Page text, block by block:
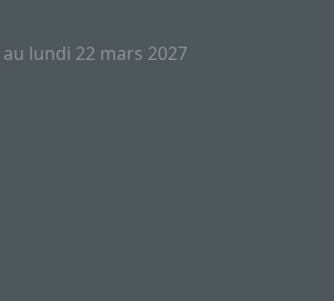
lundi 22 mars 2027